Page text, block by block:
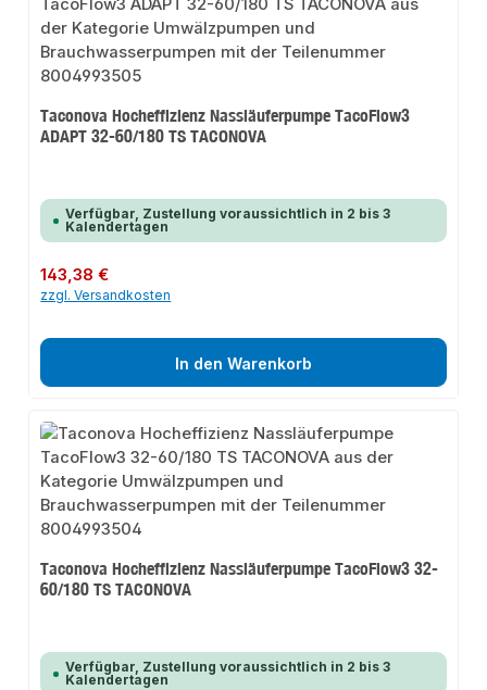
Taconova Hocheffizienz Nassläuferpumpe TacoFlow3
ADAPT 32-60/180 TS TACONOVA
Verfügbar, Zustellung voraussichtlich in 2 bis 3
Kalendertagen
Regulärer Preis:
143,38 €
zzgl. Versandkosten
In den Warenkorb
Taconova Hocheffizienz Nassläuferpumpe TacoFlow3 32-
60/180 TS TACONOVA
Verfügbar, Zustellung voraussichtlich in 2 bis 3
Kalendertagen